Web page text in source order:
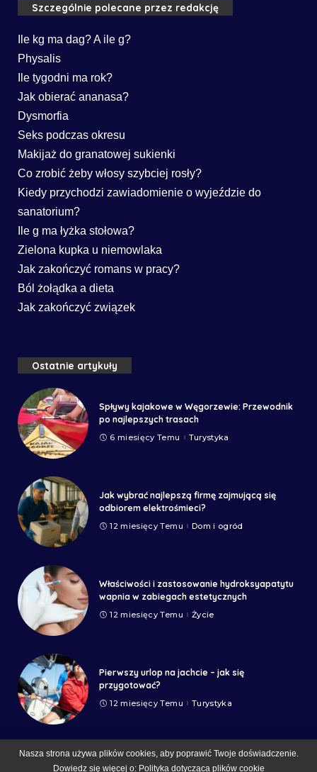
Szczególnie polecane przez redakcję
Ile kg ma dag? A ile g?
Physalis
Ile tygodni ma rok?
Jak obierać ananasa?
Dysmorfia
Seks podczas okresu
Makijaż do granatowej sukienki
Co zrobić żeby włosy szybciej rosły?
Kiedy przychodzi zawiadomienie o wyjeździe do
sanatorium?
Ile g ma łyżka stołowa?
Zielona kupka u niemowlaka
Jak zakończyć romans w pracy?
Ból żołądka a dieta
Jak zakończyć związek
Ostatnie artykuły
Spływy kajakowe w Węgorzewie: Przewodnik
po najlepszych trasach
6 miesięcy Temu Turystyka
Jak wybrać najlepszą firmę zajmującą się
odbiorem elektrośmieci?
12 miesięcy Temu Dom i ogród
Właściwości i zastosowanie hydroksyapatytu
wapnia w zabiegach estetycznych
12 miesięcy Temu Życie
Pierwszy urlop na jachcie – jak się
przygotować?
12 miesięcy Temu Turystyka
Nasza strona używa plików cookies, aby poprawić Twoje doświadczenie.
Dowiedz się więcej o: Polityka dotycząca plików cookie